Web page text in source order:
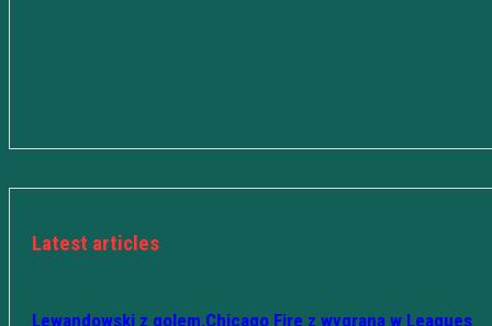
Latest articles
Lewandowski z golem,Chicago Fire z wygraną w Leagues